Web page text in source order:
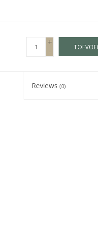
+
-
Reviews(0)